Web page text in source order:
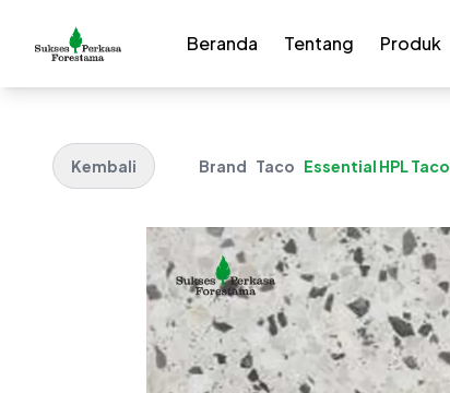
Beranda Tentang Produk
Kembali Brand Taco Essential HPL